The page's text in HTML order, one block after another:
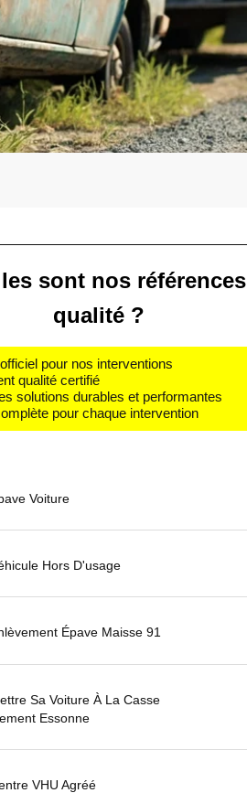
sont nos références
qualité ?
pour nos interventions
qualité certifié
solutions durables et performantes
pour chaque intervention
Voiture
Hors D'usage
Épave Maisse 91
Sa Voiture À La Casse
Essonne
VHU Agréé